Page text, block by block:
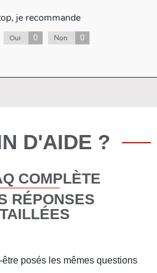
je recommande
Oui 0 Non 0
D'AIDE ?
COMPLÈTE
RÉPONSES
posés les mêmes questions